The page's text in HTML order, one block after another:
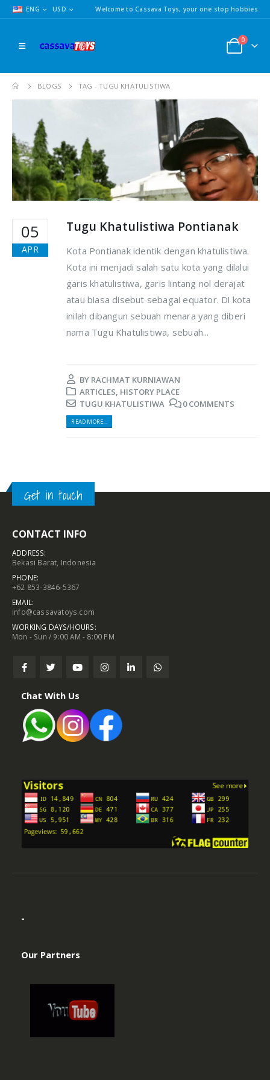
ENG USD Welcome to Cassava Toys, your one stop hobbies
0
BLOGS TAG -TUGU KHATULISTIWA
05
APR
Tugu Khatulistiwa Pontianak
Kota Pontianak identik dengan khatulistiwa.
Kota ini menjadi salah satu kota yang dilalui
garis khatulistiwa, garis lintang nol derajat
atau biasa disebut sebagai equator. Di kota
inilah dibangun sebuah menara yang diberi
nama Tugu Khatulistiwa, sebuah...
BY RACHMAT KURNIAWAN
ARTICLES HISTORY PLACE
TUGU KHATULISTIWA
0 COMMENTS
READ MORE...
Get in touch
CONTACT INFO
ADDRESS:
Bekasi Barat, Indonesia
PHONE:
+62 853-3846-5367
EMAIL:
info@cassavatoys.com
WORKING DAYS/HOURS:
Mon - Sun / 9:00 AM - 8:00 PM
Chat With Us
-
Our Partners